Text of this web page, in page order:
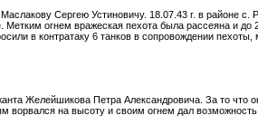
Сергею Устиновичу. 18.07.43 г. в районе с.
Метким огнем вражеская пехота была рассеяна и до
в контратаку 6 танков в сопровождении
Желейшикова Петра Александровича. За то что
на высоту и своим огнем дал